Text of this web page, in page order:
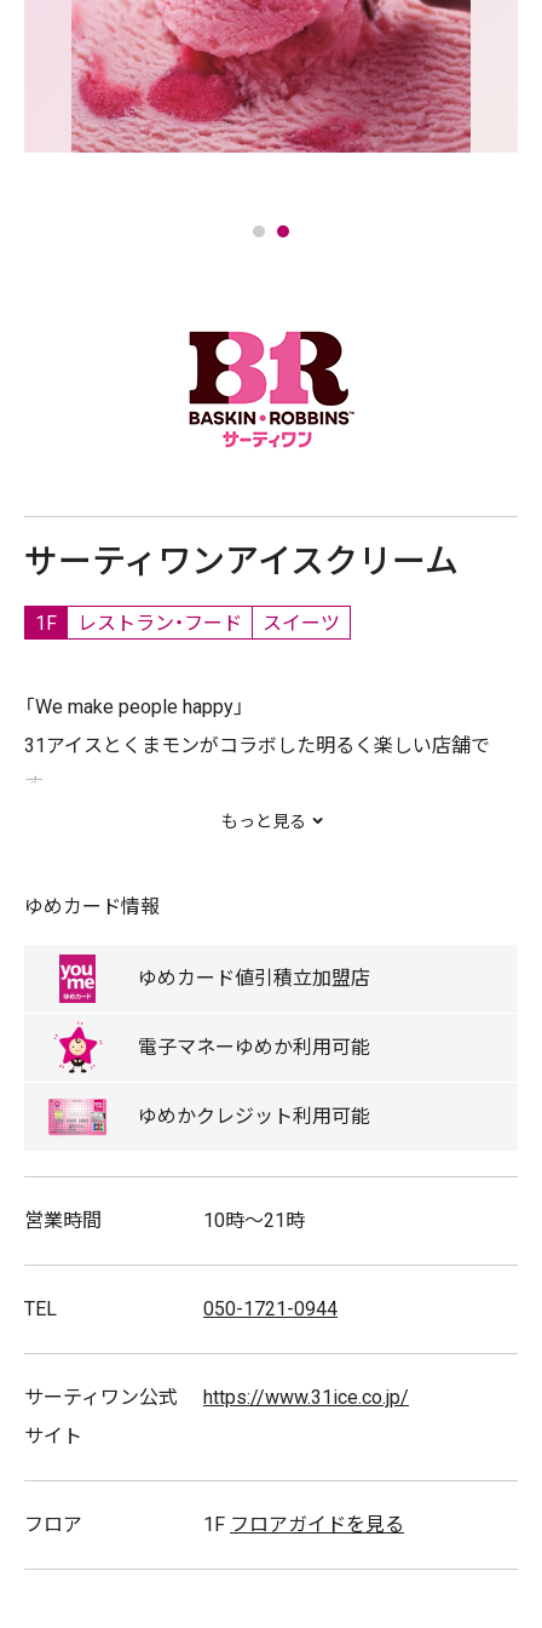
サーティワンアイスクリーム
1F レストラン・フード スイーツ
「We make people happy」
31アイスとくまモンがコラボした明るく楽しい店舗で
す。
季節毎にワクワク、ドキドキが楽しめるイベントが盛り
ぜひ31アイスにお越しくださいませ。
取扱商品
アイスクリーム、アイスケーキ
もっと見る
ゆめカード情報
ゆめカード値引積立加盟店
電子マネー ゆめか利用可能
ゆめかクレジット利用可能
営業時間 10時〜21時
TEL 050-1721-0944
サーティワン公式
サイト
https://www.31ice.co.jp/
フロア 1F フロアガイドを見る